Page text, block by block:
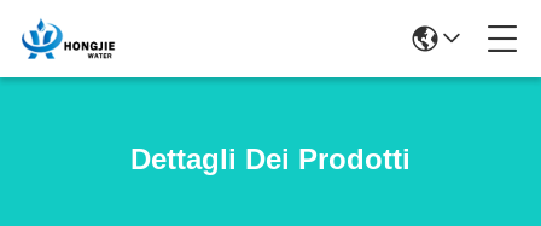
Dettagli Dei Prodotti